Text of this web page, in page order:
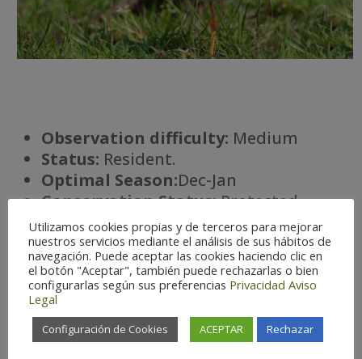
Observation difficulty: Medium
Status: Resident.
Optimal Season:Dec-Jan
Conservation Status:Protected
species
Hábitat:Wetlands

Utilizamos cookies propias y de terceros para mejorar
nuestros servicios mediante el análisis de sus hábitos de
navegación. Puede aceptar las cookies haciendo clic en
el botón "Aceptar", también puede rechazarlas o bien
configurarlas según sus preferencias Privacidad Aviso
Legal
Configuración de Cookies ACEPTAR Rechazar